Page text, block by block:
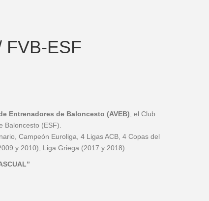
FVB-ESF
Entrenadores de Baloncesto (AVEB) , el Club
Baloncesto (ESF).
Campeón Euroliga, 4 Ligas ACB, 4 Copas del
y 2010), Liga Griega (2017 y 2018)